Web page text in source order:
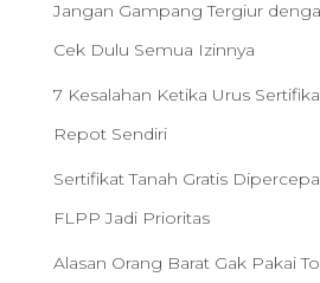
Jangan Gampang Tergiur
Cek Dulu Semua Izinnya
7 Kesalahan Ketika Urus
Repot Sendiri
Sertifikat Tanah Gratis
FLPP Jadi Prioritas
Alasan Orang Barat Gak Pakai